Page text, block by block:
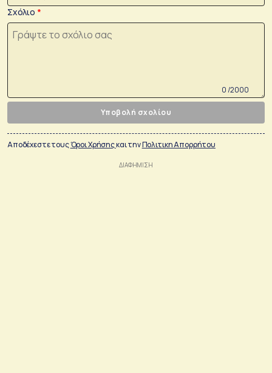
Σχόλιο
0 /2000
Υποβολή σχολίου
Αποδέχεστε τουςΌροι Χρήσηςκαι τηνΠολιτικη Απορρήτου